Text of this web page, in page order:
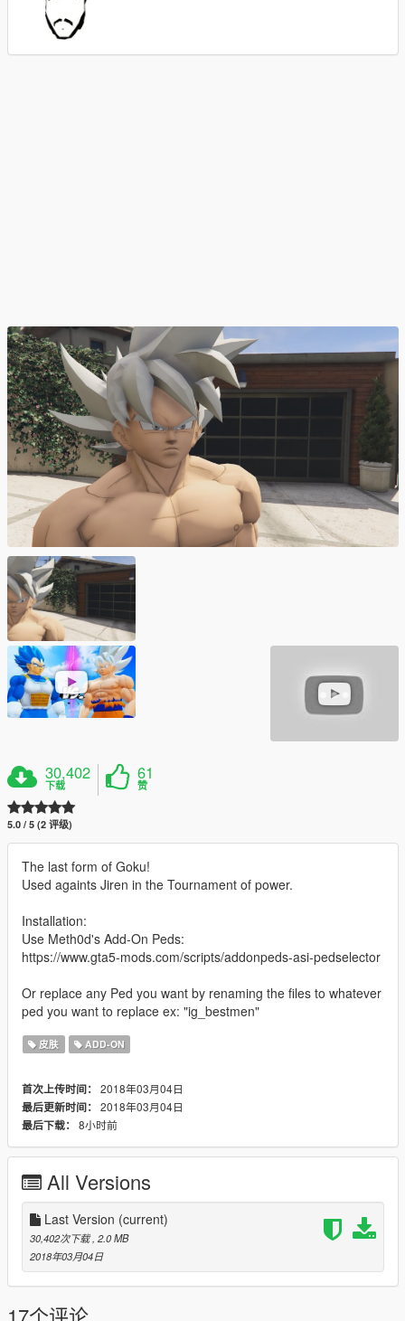
30,402
下载
61
赞
5.0 / 5 (2 评级)
The last form of Goku!
Used againts Jiren in the Tournament of power.
Installation:
Use Meth0d's Add-On Peds:
https://www.gta5-mods.com/scripts/addonpeds-asi-pedselector
Or replace any Ped you want by renaming the files to whatever
ped you want to replace ex: "ig_bestmen"
皮肤 ADD-ON
首次上传时间： 2018年03月04日
最后更新时间： 2018年03月04日
最后下载： 8小时前
All Versions
Last Version (current)
30,402次下载 , 2.0 MB
2018年03月04日
17个评论